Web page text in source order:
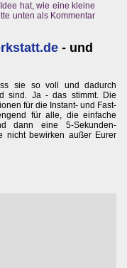
hat, wie eine kleine
unten als Kommentar
- und
sie so voll und dadurch
sind. Ja - das stimmt. Die
für die Instant- und Fast-
für alle, die einfache
dann eine 5-Sekunden-
nicht bewirken außer Eurer